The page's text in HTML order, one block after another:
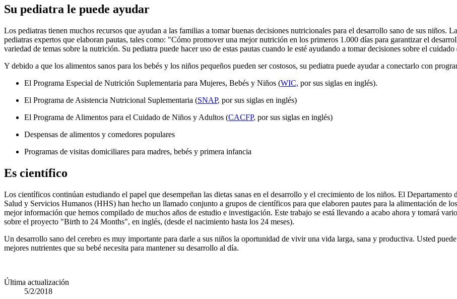
Su pediatra le puede ayudar
Los pediatras tienen muchos recursos que ayudan a las familias a tomar buenas decisiones nutricionales para el desarrollo sano de sus
pediatras expertos que elaboran pautas, tales como: "Cómo promover una mejor nutrición en los primeros 1.000 días para garantizar el
variedad de temas sobre la nutrición. Su pediatra puede hacer uso de estas pautas cuando le esté ayudando a tomar decisiones sobre el cuidado
Y debido a que los alimentos sanos para los bebés y los niños pequeños pueden ser costosos, su pediatra puede ayudar a conectarlo con
El Programa Especial de Nutrición Suplementaria para Mujeres, Bebés y Niños (WIC, por sus siglas en inglés).
El Programa de Asistencia Nutricional Suplementaria (SNAP, por sus siglas en inglés)
El Programa de Alimentos para el Cuidado de Niños y Adultos (CACFP, por sus siglas en inglés)
Despensas de alimentos y comedores populares
Programas de visitas domiciliares para madres, bebés y primera infancia
Es científico
Los científicos continúan estudiando el papel que desempeñan las dietas sanas en el desarrollo y el crecimiento de los niños. El
Salud y Servicios Humanos (HHS) han hecho un llamado conjunto a grupos de científicos para que elaboren pautes para la alimentación de
mejor información que hemos compilado de muchos años de estudio e investigación. Este trabajo se está llevando a acabo ahora y tomará
sobre el proyecto "Birth to 24 Months", en inglés, (desde el nacimiento hasta los 24 meses).
Un desarrollo sano del cerebro es muy importante para darle a sus niños la oportunidad de vivir una vida larga, sana y productiva. Usted
mejores nutrientes que su bebé necesita para mantener su desarrollo al día.
Última actualización
5/2/2018